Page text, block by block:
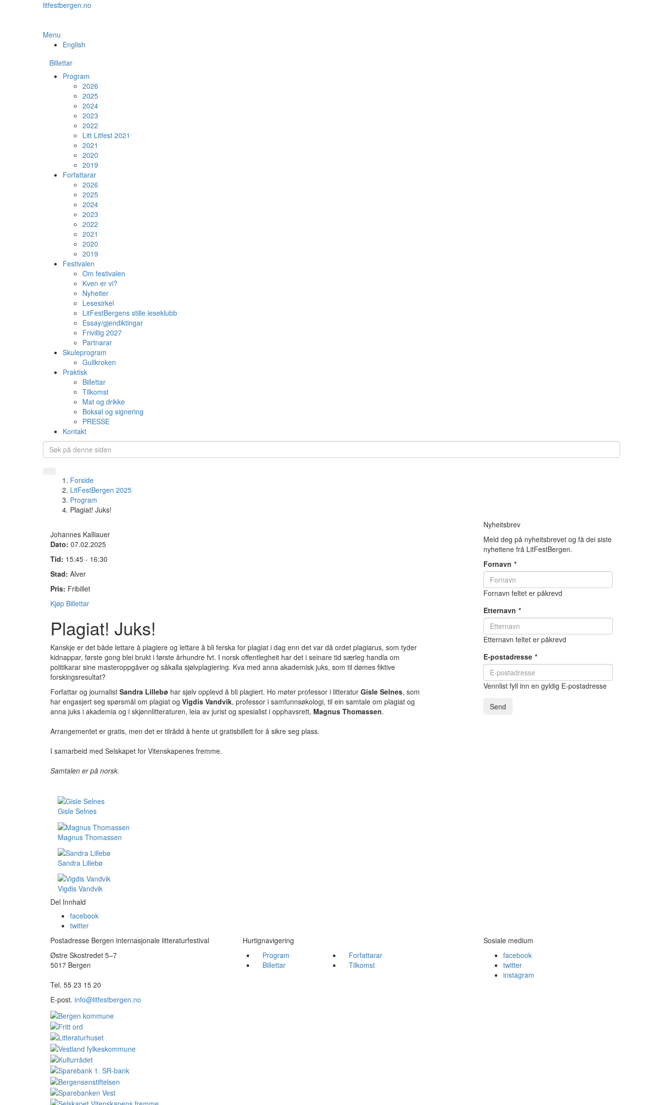
litfestbergen.no
Menu
English
Billettar
Program
2026
2025
2024
2023
2022
Litt Litfest 2021
2021
2020
2019
Forfattarar
2026
2025
2024
2023
2022
2021
2020
2019
Festivalen
Om festivalen
Kven er vi?
Nyheiter
Lesesirkel
LitFestBergens stille leseklubb
Essay/gjendiktingar
Frivillig 2027
Partnarar
Skuleprogram
Gullkroken
Praktisk
Billettar
Tilkomst
Mat og drikke
Boksal og signering
PRESSE
Kontakt
Forside
LitFestBergen 2025
Program
Plagiat! Juks!
Johannes Kalliauer
Dato: 07.02.2025
Tid: 15:45 - 16:30
Stad: Alver
Pris: Fribillet
Kjøp Billettar
Plagiat! Juks!
Kanskje er det både lettare å plagiere og lettare å bli ferska for plagiat i dag enn det var då ordet plagiarus, som tyder
kidnappar, første gong blei brukt i første århundre fvt. I norsk offentlegheit har det i seinare tid særleg handla om
politikarar sine masteroppgåver og såkalla sjølvplagiering. Kva med anna akademisk juks, som til dømes fiktive
forskingsresultat?
Forfattar og journalist Sandra Lillebø har sjølv opplevd å bli plagiert. Ho møter professor i litteratur Gisle Selnes, som
har engasjert seg spørsmål om plagiat og Vigdis Vandvik, professor i samfunnsøkologi, til ein samtale om plagiat og
anna juks i akademia og i skjønnlitteraturen, leia av jurist og spesialist i opphavsrett, Magnus Thomassen.
Arrangementet er gratis, men det er tilrådd å hente ut gratisbillett for å sikre seg plass.
I samarbeid med Selskapet for Vitenskapenes fremme.
Samtalen er på norsk.
Gisle Selnes
Magnus Thomassen
Sandra Lillebø
Vigdis Vandvik
Del Innhald
facebook
twitter
Nyheitsbrev
Meld deg på nyheitsbrevet og få dei siste
nyheitene frå LitFestBergen.
Fornavn *
Fornavn feltet er påkrevd
Etternavn *
Etternavn feltet er påkrevd
E-postadresse *
Vennlist fyll inn en gyldig E-postadresse
Send
Postadresse Bergen internasjonale litteraturfestival
Østre Skostredet 5–7
5017 Bergen
Tel. 55 23 15 20
E-post. info@litfestbergen.no
Hurtignavigering
Program
Forfattarar
Billettar
Tilkomst
Sosiale medium
facebook
twitter
instagram